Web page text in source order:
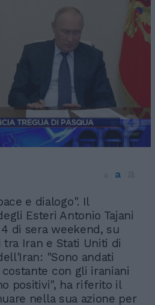
a
e dialogo". Il
Esteri Antonio Tajani
di sera weekend, su
Iran e Stati Uniti di
"Sono andati
con gli iraniani
positivi", ha riferito il
nella sua azione per